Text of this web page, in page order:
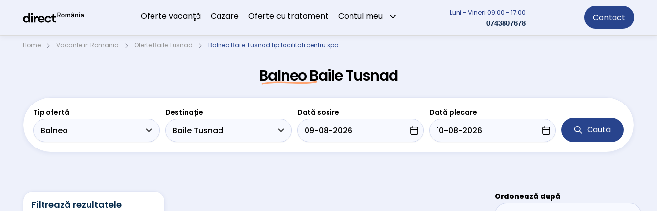
Oferte vacanţă Cazare Oferte cu tratament Contul meu Luni - Vineri 09:00 - 17:00
0743807678 Contact
Home Vacante in Romania Oferte Baile Tusnad Balneo Baile Tusnad tip facilitati centru spa
Balneo Baile Tusnad
Tip ofertă Destinație Dată sosire Dată plecare
Caută
Filtrează rezultatele
Ordonează după